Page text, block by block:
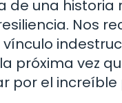
una
Nos
próxima vez
por el